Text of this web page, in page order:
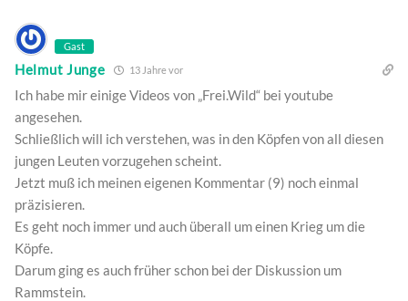
Gast
Helmut Junge 13 Jahre vor
Ich habe mir einige Videos von „Frei.Wild“ bei youtube
angesehen.
Schließlich will ich verstehen, was in den Köpfen von all diesen
jungen Leuten vorzugehen scheint.
Jetzt muß ich meinen eigenen Kommentar (9) noch einmal
präzisieren.
Es geht noch immer und auch überall um einen Krieg um die
Köpfe.
Darum ging es auch früher schon bei der Diskussion um
Rammstein.